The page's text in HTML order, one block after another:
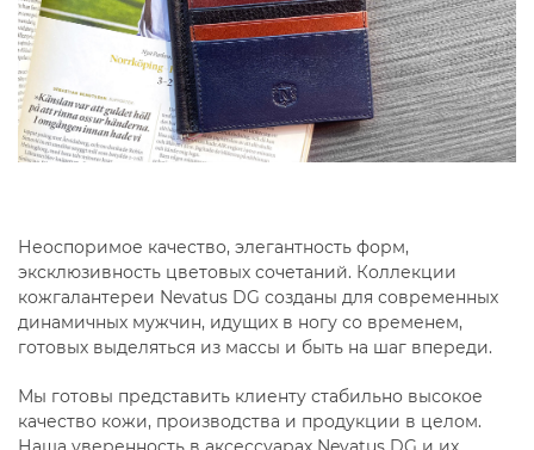
Неоспоримое качество, элегантность форм,
эксклюзивность цветовых сочетаний. Коллекции
кожгалантереи Nevatus DG созданы для современных
динамичных мужчин, идущих в ногу со временем,
готовых выделяться из массы и быть на шаг впереди.
Мы готовы представить клиенту стабильно высокое
качество кожи, производства и продукции в целом.